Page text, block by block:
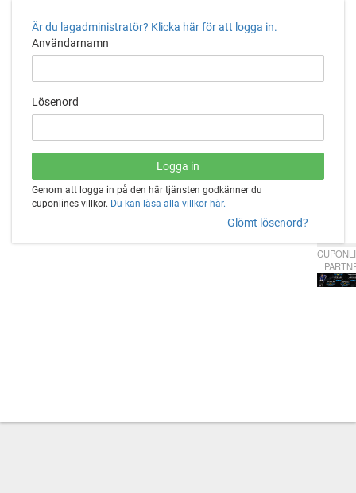
Är du lagadministratör? Klicka här för att logga in.
Användarnamn
Lösenord
Genom att logga in på den här tjänsten godkänner du
cuponlines villkor. Du kan läsa alla villkor här.
Glömt lösenord?